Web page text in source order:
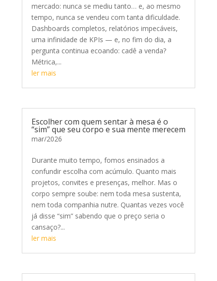
mercado: nunca se mediu tanto… e, ao mesmo
tempo, nunca se vendeu com tanta dificuldade.
Dashboards completos, relatórios impecáveis,
uma infinidade de KPIs — e, no fim do dia, a
pergunta continua ecoando: cadê a venda?
Métrica,...
ler mais
Escolher com quem sentar à mesa é o
“sim” que seu corpo e sua mente merecem
mar/2026
Durante muito tempo, fomos ensinados a
confundir escolha com acúmulo. Quanto mais
projetos, convites e presenças, melhor. Mas o
corpo sempre soube: nem toda mesa sustenta,
nem toda companhia nutre. Quantas vezes você
já disse “sim” sabendo que o preço seria o
cansaço?...
ler mais